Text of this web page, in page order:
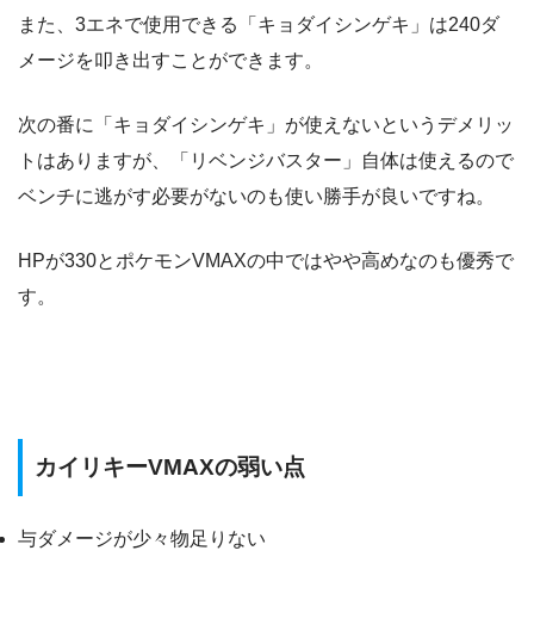
また、3エネで使用できる「キョダイシンゲキ」は240ダ
メージを叩き出すことができます。
次の番に「キョダイシンゲキ」が使えないというデメリッ
トはありますが、「リベンジバスター」自体は使えるので
ベンチに逃がす必要がないのも使い勝手が良いですね。
HPが330とポケモンVMAXの中ではやや高めなのも優秀で
す。
カイリキーVMAXの弱い点
与ダメージが少々物足りない